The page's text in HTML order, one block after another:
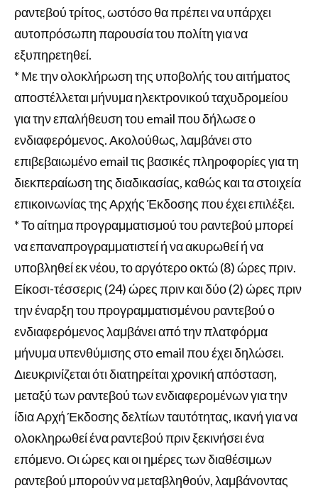
ραντεβού τρίτος, ωστόσο θα πρέπει να υπάρχει
αυτοπρόσωπη παρουσία του πολίτη για να
εξυπηρετηθεί.
* Με την ολοκλήρωση της υποβολής του αιτήματος
αποστέλλεται μήνυμα ηλεκτρονικού ταχυδρομείου
για την επαλήθευση του email που δήλωσε ο
ενδιαφερόμενος. Ακολούθως, λαμβάνει στο
επιβεβαιωμένο email τις βασικές πληροφορίες για τη
διεκπεραίωση της διαδικασίας, καθώς και τα στοιχεία
επικοινωνίας της Αρχής Έκδοσης που έχει επιλέξει.
* Το αίτημα προγραμματισμού του ραντεβού μπορεί
να επαναπρογραμματιστεί ή να ακυρωθεί ή να
υποβληθεί εκ νέου, το αργότερο οκτώ (8) ώρες πριν.
Είκοσι-τέσσερις (24) ώρες πριν και δύο (2) ώρες πριν
την έναρξη του προγραμματισμένου ραντεβού ο
ενδιαφερόμενος λαμβάνει από την πλατφόρμα
μήνυμα υπενθύμισης στο email που έχει δηλώσει.
Διευκρινίζεται ότι διατηρείται χρονική απόσταση,
μεταξύ των ραντεβού των ενδιαφερομένων για την
ίδια Αρχή Έκδοσης δελτίων ταυτότητας, ικανή για να
ολοκληρωθεί ένα ραντεβού πριν ξεκινήσει ένα
επόμενο. Οι ώρες και οι ημέρες των διαθέσιμων
ραντεβού μπορούν να μεταβληθούν, λαμβάνοντας